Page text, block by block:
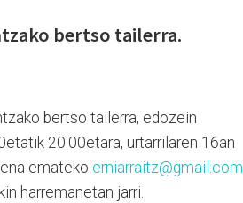
bertso tailerra.
bertso tailerra, edozein
20:00etara, urtarrilaren 16an
emateko erniarraitz@gmail.com
harremanetan jarri.